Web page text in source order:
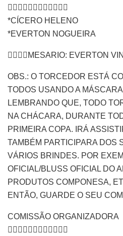
👇🏾👇🏾👇🏾👇🏾👇🏾👇🏾
*CÍCERO HELENO
*EVERTON NOGUEIRA
👉🏿👉🏿MESARIO: EVERTON
OBS.: O TORCEDOR ESTÁ
TODOS USANDO A
LEMBRANDO QUE, TODO
NA CHÁCARA, DURANTE
PRIMEIRA COPA. IRÁ
TAMBÉM PARTICIPARA DOS
VÁRIOS BRINDES. POR
OFICIAL/BLUSS OFICIAL DO
PRODUTOS COMPONESA,
ENTÃO, GUARDE O SEU
COMISSÃO ORGANIZADORA
👇🏾👇🏾👇🏾👇🏾👇🏾👇🏾